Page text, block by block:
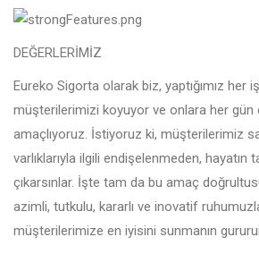
DEĞERLERİMİZ
Eureko Sigorta olarak biz, yaptığımız her
müşterilerimizi koyuyor ve onlara her gün
amaçlıyoruz. İstiyoruz ki, müşterilerimiz
varlıklarıyla ilgili endişelenmeden, hayatın
çıkarsınlar. İşte tam da bu amaç
azimli, tutkulu, kararlı ve inovatif
müşterilerimize en iyisini sunmanın